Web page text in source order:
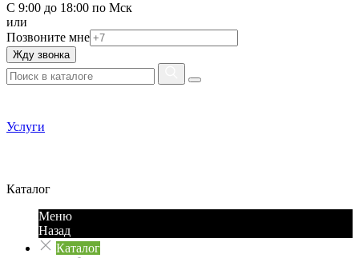
С 9:00 до 18:00 по Мск
или
Позвоните мне
Жду звонка
Услуги
Каталог
Меню
Назад
Каталог